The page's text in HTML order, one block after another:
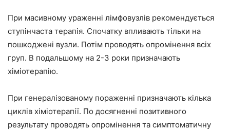
При масивному ураженні лімфовузлів рекомендується
ступінчаста терапія. Спочатку впливають тільки на
пошкоджені вузли. Потім проводять опромінення всіх
груп. В подальшому на 2-3 роки призначають
хіміотерапію.
При генералізованому пораженні призначають кілька
циклів хіміотерапії. По досягненні позитивного
результату проводять опромінення та симптоматичну